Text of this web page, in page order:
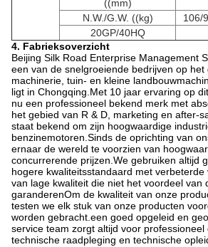
((mm)
N.W./G.W. ((kg)
106/
20GP/40HQ
4. Fabrieksoverzicht
Beijing Silk Road Enterprise Management
een van de snelgroeiende bedrijven op
machinerie, tuin- en kleine
ligt in Chongqing.Met 10 jaar ervaring op
nu een professioneel bekend merk met
het gebied van R & D, marketing en after-
staat bekend om zijn hoogwaardige
benzinemotoren.Sinds de oprichting van
ernaar de wereld te voorzien van
concurrerende prijzen.We gebruiken altijd
hogere kwaliteitsstandaard met
van lage kwaliteit die niet het voordeel van
garanderenOm de kwaliteit van onze
testen we elk stuk van onze producten
worden gebracht.een goed opgeleid en
service team zorgt altijd voor professioneel
technische raadpleging en technische